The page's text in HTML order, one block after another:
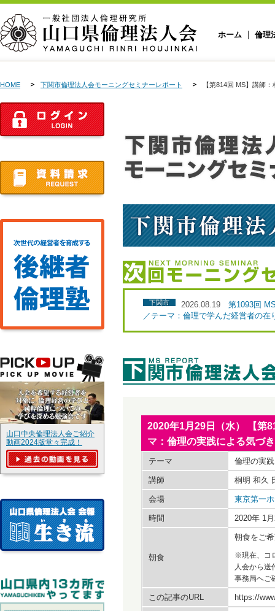
ホーム 倫理
HOME 下関市倫理法人会モーニングセミナーレポート 【第814回 MS】講師
下関市 2026.08.19
第1093回
／テーマ：倫理で学んだ経営者の在
2020年1月29日（水） 【第
マ：倫理の実践による気づき
テーマ 倫理の実
講師 桐明 和久
会場 東京第一
時間 2020年 1
朝食
朝食をご
※現在、コ
人会から送
事務局へご
この記事のURL https://
山口中央倫理法人会ご紹介
動画2024版堂々完成！